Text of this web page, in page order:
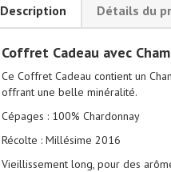
Description Détails du
Coffret Cadeau avec
Ce Coffret Cadeau contient un
offrant une belle minéralité.
Cépages : 100% Chardonnay
Récolte : Millésime 2016
Vieillissement long, pour des